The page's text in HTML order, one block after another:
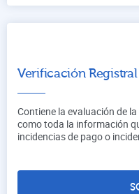
Verificación Registral
Contiene la evaluación de
como toda la información
incidencias de pago o